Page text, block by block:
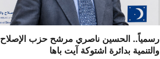
رسمياً.. الحسين ناصري مرشح حزب الإصلاح
والتنمية بدائرة اشتوكة آيت باها